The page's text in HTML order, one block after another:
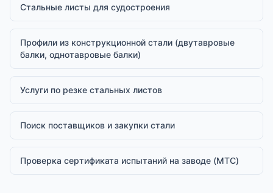
Стальные листы для судостроения
Профили из конструкционной стали (двутавровые
балки, однотавровые балки)
Услуги по резке стальных листов
Поиск поставщиков и закупки стали
Проверка сертификата испытаний на заводе (MTC)